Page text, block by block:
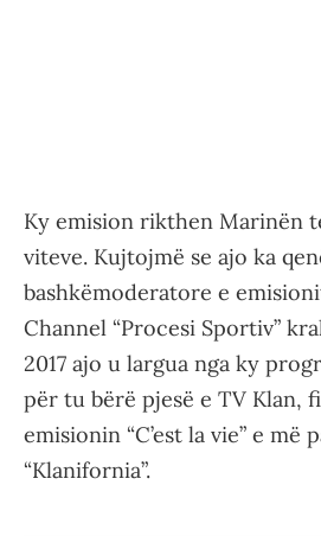
Ky emision rikthen Marinën
viteve. Kujtojmë se ajo ka
bashkëmoderatore e
Channel “Procesi Sportiv”
2017 ajo u largua nga ky
për tu bërë pjesë e TV Klan,
emisionin “C’est la vie” e më
“Klanifornia”.